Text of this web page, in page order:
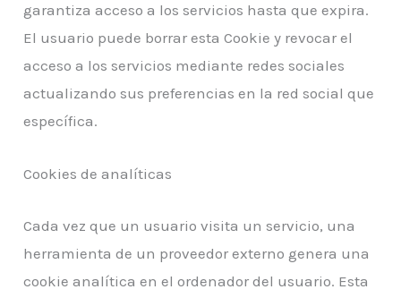
garantiza acceso a los servicios hasta que expira.
El usuario puede borrar esta Cookie y revocar el
acceso a los servicios mediante redes sociales
actualizando sus preferencias en la red social que
específica.
Cookies de analíticas
Cada vez que un usuario visita un servicio, una
herramienta de un proveedor externo genera una
cookie analítica en el ordenador del usuario. Esta